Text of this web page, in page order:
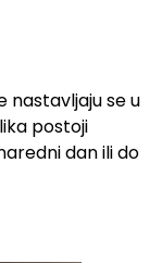
nastavljaju se u
postoji
dan ili do